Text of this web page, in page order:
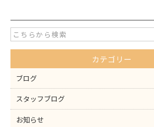
e
b
o
o
k
er
カテゴリー
ブログ
スタッフブログ
お知らせ